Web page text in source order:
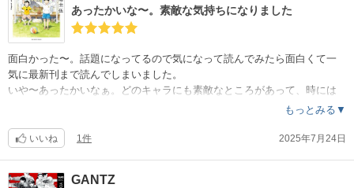
あったかいな〜。素敵な気持ちになりました
面白かった〜。話題になってるので気になって読んでみたら面白くて一
気に最新刊まで読んでしまいました。
いや〜あったかいなぁ。どのキャラにも素敵なところがあって、時には
けど、そんな人達にもそれぞれ素敵なところがあるよなぁと、改めて周
もっとみる▼
いいね 1件 2025年7月24日
GANTZ